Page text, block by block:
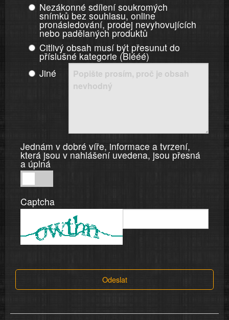
Nezákonné sdílení soukromých
snímků bez souhlasu, online
pronásledování, prodej nevyhovujících
nebo padělaných produktů
Citlivý obsah musí být přesunut do
příslušné kategorie (Blééé)
Jiné
Jednám v dobré víře, informace a tvrzení,
která jsou v nahlášení uvedena, jsou přesná
a úplná
v
dobré
informace
v
Captcha
Odeslat